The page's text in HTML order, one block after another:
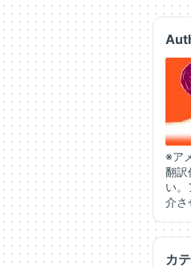
※ア
翻訳
い。
介さ
カ